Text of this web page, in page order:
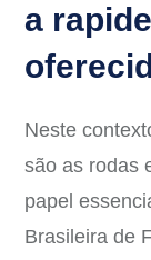
a
Neste
são as rodas
papel
Brasileira de